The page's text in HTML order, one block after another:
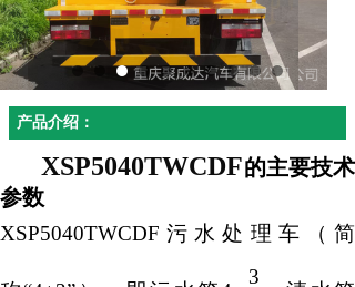
产品介绍：
XSP5040TWCDF的主要技术
参数
XSP5040TWCDF 污水处理车 （简
3